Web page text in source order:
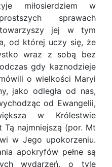
miłosierdziem w
sprawach
jej w tym
od której uczy się, że
wraz z sobą bez
gdy kaznodzieje
o wielkości Maryi
jako odległa od nas,
od Ewangelii,
w Królestwie
Tą najmniejszą (por. Mt
w Jego upokorzeniu.
apokryfów pełne są
wydarzeń, o tyle